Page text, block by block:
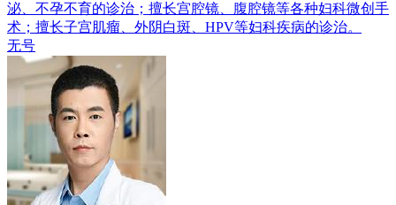
泌、不孕不育的诊治；擅长宫腔镜、腹腔镜等各种妇科微创手
术；擅长子宫肌瘤、外阴白斑、HPV等妇科疾病的诊治。
无号